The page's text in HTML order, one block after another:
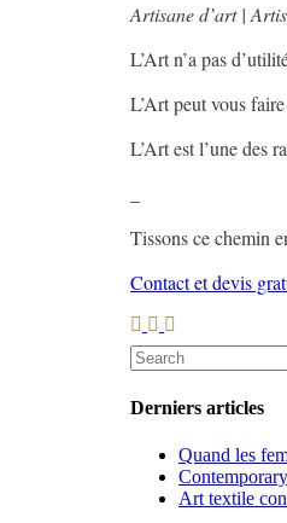
Artisane d’art |
L’Art n’a pas
L’Art peut vous
L’Art est l’une des
Tissons ce chemin
Contact et devis
Search
for:
Derniers articles
Quand les
Art textile